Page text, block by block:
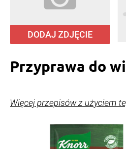
DODAJ ZDJĘCIE
Przyprawa do
Więcej przepisów z użyciem